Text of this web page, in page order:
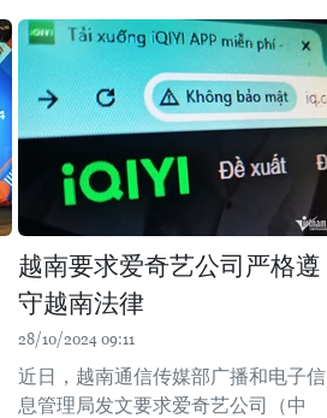
越南要求爱奇艺公司严格遵
守越南法律
28/10/2024 09:11
近日，越南通信传媒部广播和电子信
息管理局发文要求爱奇艺公司（中